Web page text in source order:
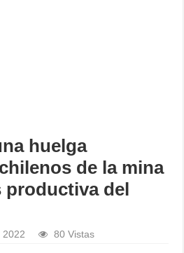
huelga
de la mina
productiva del
2022 80 Vistas